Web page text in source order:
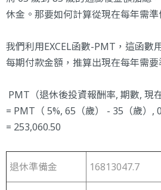
休金。那要如何計算從現在每年需準
我們利用EXCEL函數-PMT，這函數
每期付款金額，推算出現在每年需要
PMT（退休後投資報酬率, 期數, 現
= PMT（ 5%, 65（歲） - 35（歲）,
= 253,060.50
退休準備金 16813047.7